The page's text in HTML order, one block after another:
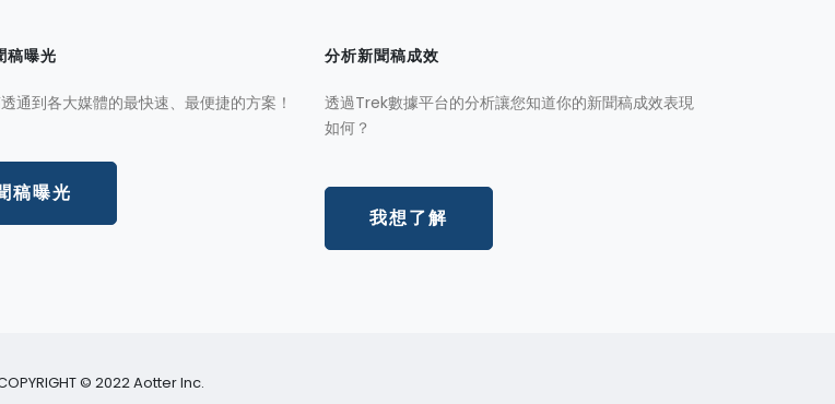
稿曝光
通到各大媒體的最快速、最便捷的方案！
稿曝光
分析新聞稿成效
透過Trek數據平台的分析讓您知道你的新聞稿成效表現
如何？
我想了解
© 2022 Aotter Inc.